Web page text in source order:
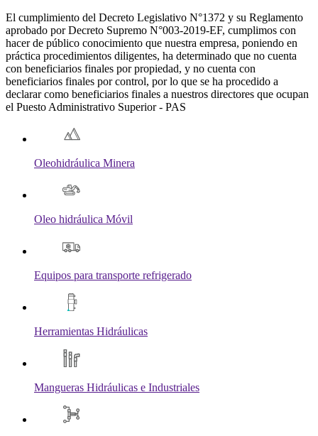
El cumplimiento del Decreto Legislativo N°1372 y su Reglamento
aprobado por Decreto Supremo N°003-2019-EF, cumplimos con
hacer de público conocimiento que nuestra empresa, poniendo en
práctica procedimientos diligentes, ha determinado que no cuenta
con beneficiarios finales por propiedad, y no cuenta con
beneficiarios finales por control, por lo que se ha procedido a
declarar como beneficiarios finales a nuestros directores que ocupan
el Puesto Administrativo Superior - PAS
Oleohidráulica Minera
Oleo hidráulica Móvil
Equipos para transporte refrigerado
Herramientas Hidráulicas
Mangueras Hidráulicas e Industriales